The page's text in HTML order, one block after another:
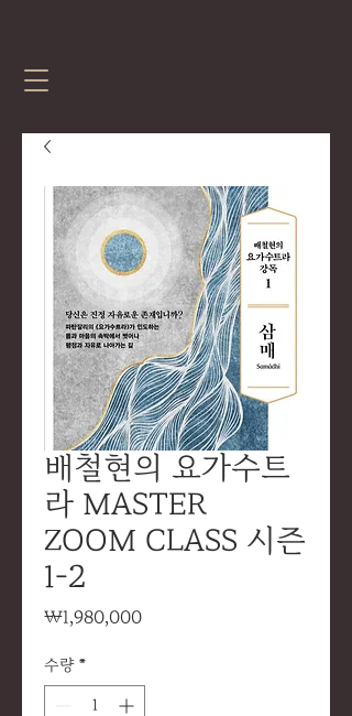
배철현의 요가수트
라 MASTER
ZOOM CLASS 시즌
1-2
₩1,980,000가
수량 *